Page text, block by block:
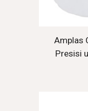
Amplas
Presisi